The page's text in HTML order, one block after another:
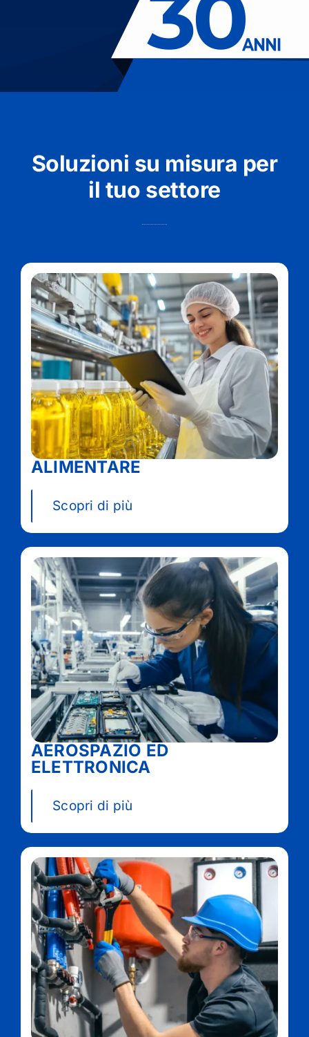
Soluzioni su misura per
il tuo settore
ALIMENTARE
Scopri di più
AEROSPAZIO ED
ELETTRONICA
Scopri di più